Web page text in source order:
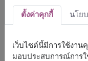
Card Message
Chocolate
Congratulation
ตั้งค่าคุกกี้ นโย
เว็บไซต์นี้มีการใช้งาน
มอบประสบการณ์การ